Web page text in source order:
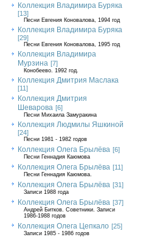
Коллекция Владимира Буряка
[13]
Песни Евгения Коновалова, 1994 год
Коллекция Владимира Буряка
[29]
Песни Евгения Коновалова, 1995 год
Коллекция Владимира
Мурзина [7]
Конобеево. 1992 год.
Коллекция Дмитрия Маслака
[11]
Коллекция Дмитрия
Шеварова [6]
Песни Михаила Замуракина
Коллекция Людмилы Яшкиной
[24]
Песни 1981 - 1982 годов
Коллекция Олега Брылёва [6]
Песни Геннадия Каюмова
Коллекция Олега Брылёва [11]
Песни Геннадия Каюмова.
Коллекция Олега Брылёва [31]
Записи 1988 года
Коллекция Олега Брылёва [37]
Андрей Битков. Советники. Записи
1986-1988 годов
Коллекция Олега Цепкало [25]
Записи 1985 - 1986 годов